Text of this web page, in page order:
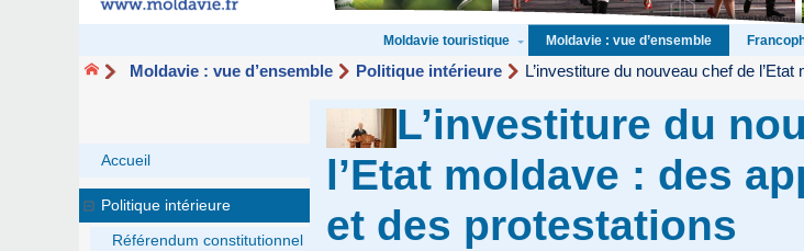
Moldavie touristique Moldavie : vue d’ensemble
Moldavie : vue d’ensemble Politique intérieure L’investiture du nouveau chef de
L’investiture du
l’Etat moldave : des
et des protestations
Accueil
Politique intérieure
Référendum constitutionnel